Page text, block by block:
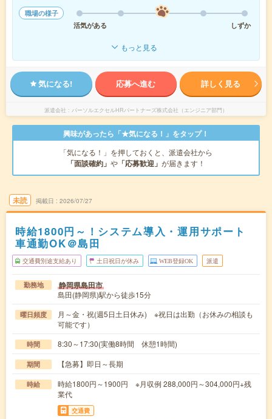
職場の様子
活気がある
しずか
もっと見る
気になる! 応募へ進む 詳しく見る
派遣会社 パーソルエクセルHRパートナーズ株式会社（エンジニア部門）
興味があったら「★気になる！」をタップ！
「気になる！」を押しておくと、派遣会社から
「面談確約」 や 「応募歓迎」 が届きます！
未読 掲載日 2026/07/27
時給1800円～！システム導入・運用サポート
車通勤OK＠島田
交通費別途支給あり 土日祝日が休み WEB登録OK 派遣
勤務地 静岡県島田市
島田(静岡県)駅から徒歩15分
曜日頻度
月～金・祝(週5日土日休み) ※祝日は出勤（お休みの相談も
可能です）
時間 8:30～17:30(実働8時間 休憩1時間)
期間 【急募】即日～長期
時給
時給1800円～1900円 ※月収例 288,000円～304,000円+残
業代
交通費